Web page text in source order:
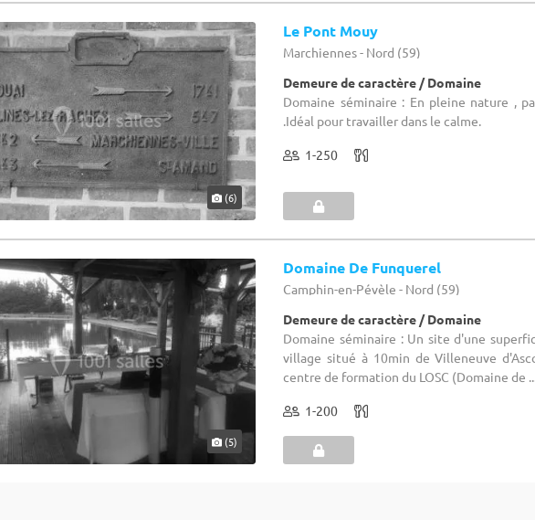
(6)
Le Pont Mouy
Marchiennes - Nord (59)
Demeure de caractère / Domaine
Domaine séminaire : En pleine nature ,
.Idéal pour travailler dans le calme.
1-250
(5)
Domaine De Funquerel
Camphin-en-Pévèle - Nord (59)
Demeure de caractère / Domaine
Domaine séminaire : Un site d'une
village situé à 10min de Villeneuve
centre de formation du LOSC (Domaine de
1-200